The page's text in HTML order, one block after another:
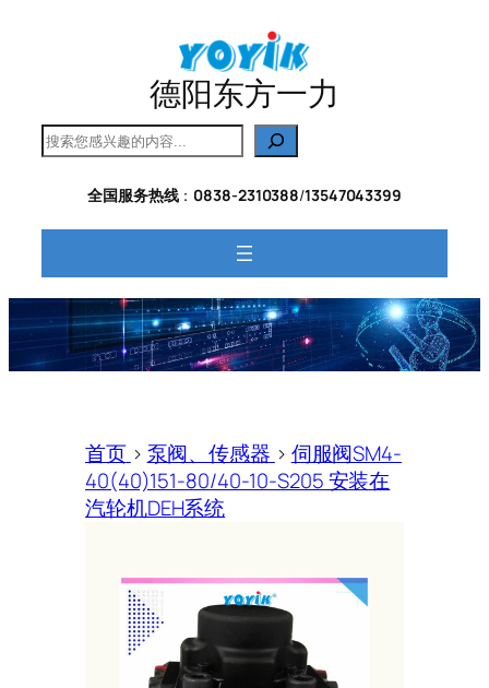
德阳东方一力
搜
索
全国服务热线： 0838-2310388/13547043399
首页 > 泵阀、传感器 > 伺服阀SM4-
40(40)151-80/40-10-S205 安装在
汽轮机DEH系统